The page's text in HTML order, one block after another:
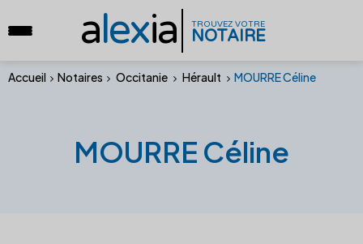
alexia TROUVEZ VOTRE
NOTAIRE
Accueil Notaires Occitanie Hérault MOURRE Céline
MOURRE Céline